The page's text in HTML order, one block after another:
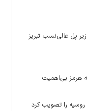
پل عالی‌نسب تبریز
هرمز بی‌اهمیت
روسیه را تصویب کرد